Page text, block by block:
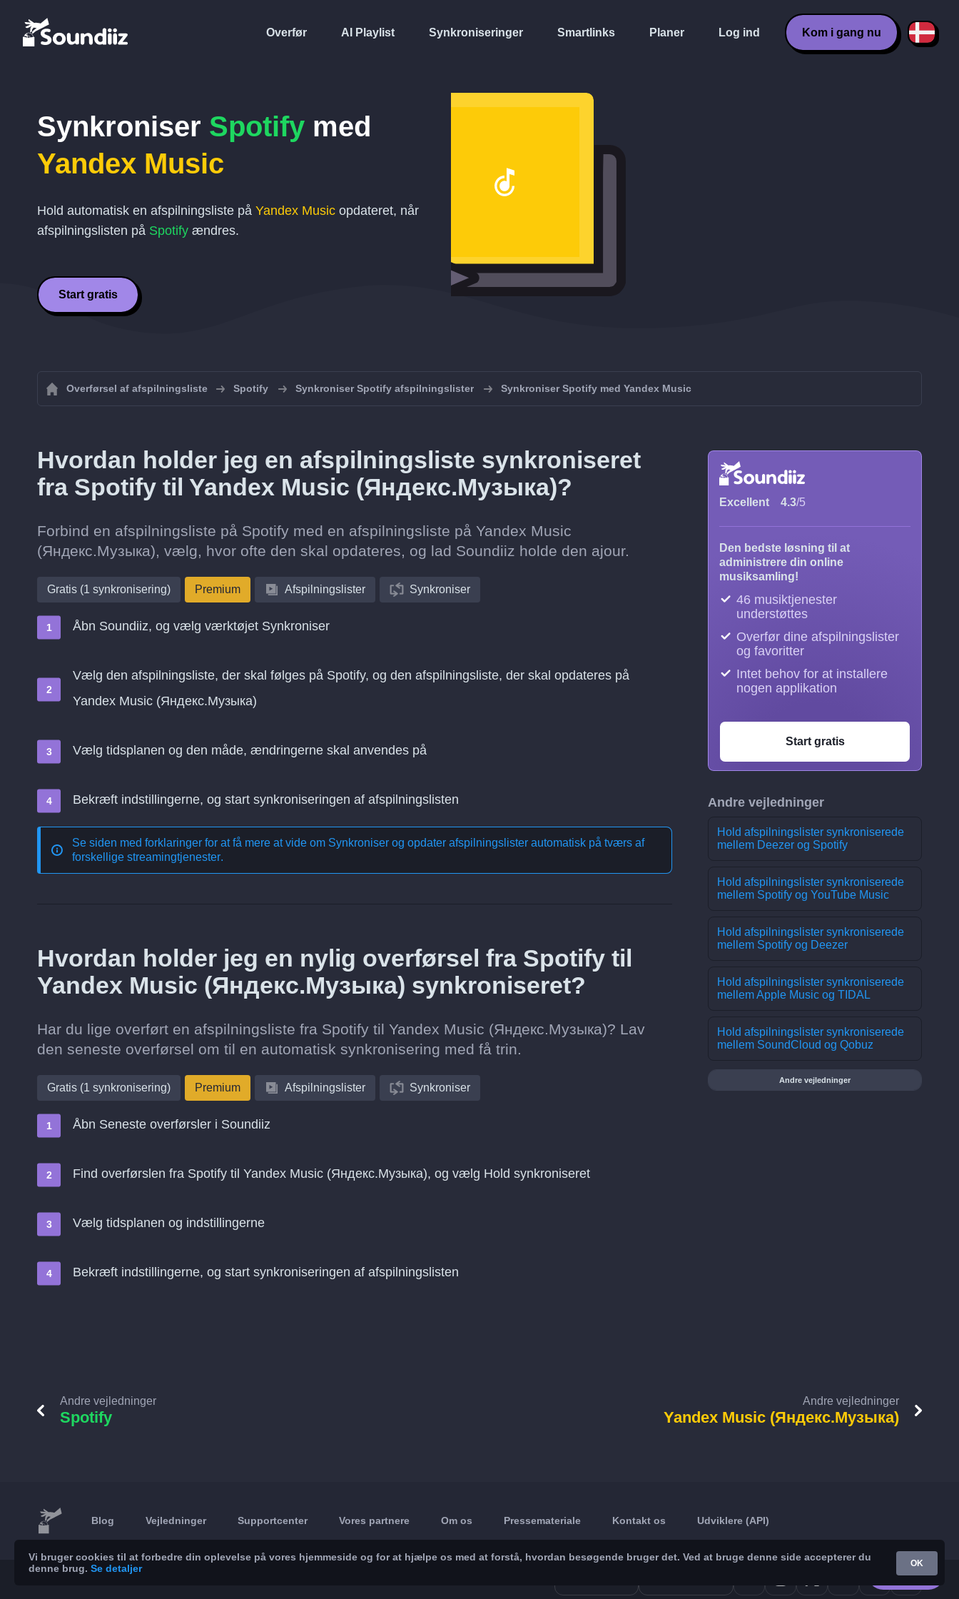
Overfør AI Playlist Synkroniseringer Smartlinks Planer Log ind Kom i gang nu
Synkroniser Spotify med
Yandex Music
Hold automatisk en afspilningsliste på Yandex Music opdateret, når
afspilningslisten på Spotify ændres.
Start gratis
Overførsel af afspilningsliste Spotify Synkroniser Spotify afspilningslister Synkroniser Spotify med Yandex Music
Hvordan holder jeg en afspilningsliste synkroniseret
fra Spotify til Yandex Music (Яндекс.Музыка)?
Forbind en afspilningsliste på Spotify med en afspilningsliste på Yandex Music
(Яндекс.Музыка), vælg, hvor ofte den skal opdateres, og lad Soundiiz holde den ajour.
Gratis (1 synkronisering) Premium Afspilningslister Synkroniser
Åbn Soundiiz, og vælg værktøjet Synkroniser
Vælg den afspilningsliste, der skal følges på Spotify, og den afspilningsliste, der skal opdateres på
Yandex Music (Яндекс.Музыка)
Vælg tidsplanen og den måde, ændringerne skal anvendes på
Bekræft indstillingerne, og start synkroniseringen af afspilningslisten
Se siden med forklaringer for at få mere at vide om Synkroniser og opdater afspilningslister automatisk på tværs af
forskellige streamingtjenester.
Hvordan holder jeg en nylig overførsel fra Spotify til
Yandex Music (Яндекс.Музыка) synkroniseret?
Har du lige overført en afspilningsliste fra Spotify til Yandex Music (Яндекс.Музыка)? Lav
den seneste overførsel om til en automatisk synkronisering med få trin.
Gratis (1 synkronisering) Premium Afspilningslister Synkroniser
Åbn Seneste overførsler i Soundiiz
Find overførslen fra Spotify til Yandex Music (Яндекс.Музыка), og vælg Hold synkroniseret
Vælg tidsplanen og indstillingerne
Bekræft indstillingerne, og start synkroniseringen af afspilningslisten
Excellent 4.3/5
Den bedste løsning til at
administrere din online
musiksamling!
46 musiktjenester
understøttes
Overfør dine afspilningslister
og favoritter
Intet behov for at installere
nogen applikation
Start gratis
Andre vejledninger
Hold afspilningslister synkroniserede
mellem Deezer og Spotify
Hold afspilningslister synkroniserede
mellem Spotify og YouTube Music
Hold afspilningslister synkroniserede
mellem Spotify og Deezer
Hold afspilningslister synkroniserede
mellem Apple Music og TIDAL
Hold afspilningslister synkroniserede
mellem SoundCloud og Qobuz
Andre vejledninger
Andre vejledninger
Spotify
Andre vejledninger
Yandex Music (Яндекс.Музыка)
Blog Vejledninger Supportcenter Vores partnere Om os Pressemateriale Kontakt os Udviklere (API)
Vi bruger cookies til at forbedre din oplevelse på vores hjemmeside og for at hjælpe os med at forstå, hvordan besøgende bruger det. Ved at bruge denne side accepterer du
denne brug. Se detaljer OK